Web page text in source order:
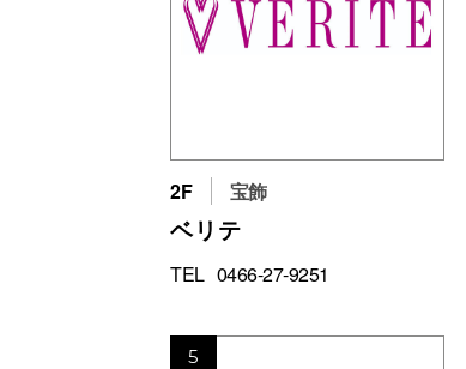
2F 宝飾
ベリテ
TEL 0466-27-9251
5